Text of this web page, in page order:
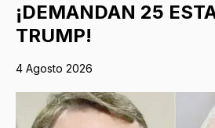
¡DEMANDAN 25
TRUMP!
4 Agosto 2026